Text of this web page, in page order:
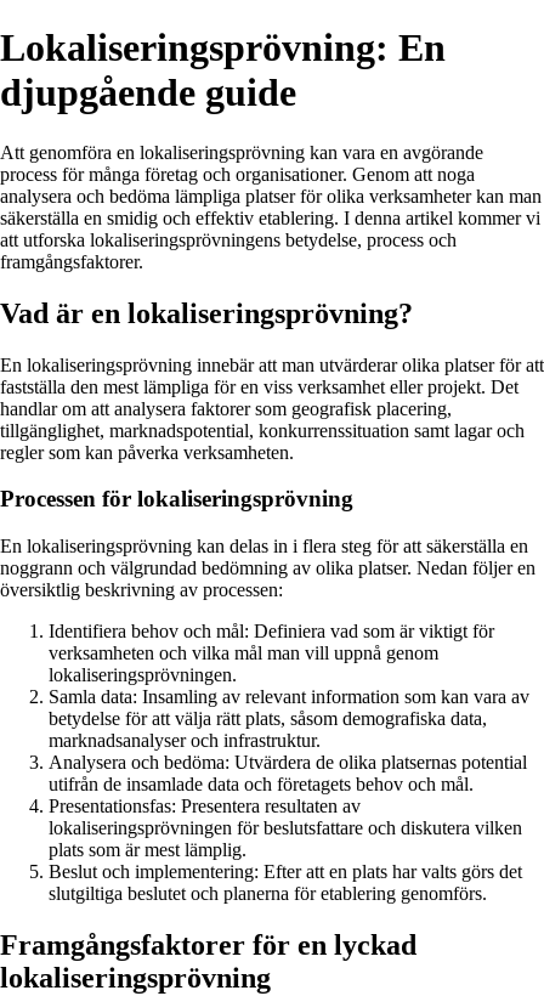
Lokaliseringsprövning: En
djupgående guide
Att genomföra en lokaliseringsprövning kan vara en avgörande
process för många företag och organisationer. Genom att noga
analysera och bedöma lämpliga platser för olika verksamheter kan man
säkerställa en smidig och effektiv etablering. I denna artikel kommer vi
att utforska lokaliseringsprövningens betydelse, process och
framgångsfaktorer.
Vad är en lokaliseringsprövning?
En lokaliseringsprövning innebär att man utvärderar olika platser för att
fastställa den mest lämpliga för en viss verksamhet eller projekt. Det
handlar om att analysera faktorer som geografisk placering,
tillgänglighet, marknadspotential, konkurrenssituation samt lagar och
regler som kan påverka verksamheten.
Processen för lokaliseringsprövning
En lokaliseringsprövning kan delas in i flera steg för att säkerställa en
noggrann och välgrundad bedömning av olika platser. Nedan följer en
översiktlig beskrivning av processen:
Identifiera behov och mål: Definiera vad som är viktigt för
verksamheten och vilka mål man vill uppnå genom
lokaliseringsprövningen.
Samla data: Insamling av relevant information som kan vara av
betydelse för att välja rätt plats, såsom demografiska data,
marknadsanalyser och infrastruktur.
Analysera och bedöma: Utvärdera de olika platsernas potential
utifrån de insamlade data och företagets behov och mål.
Presentationsfas: Presentera resultaten av
lokaliseringsprövningen för beslutsfattare och diskutera vilken
plats som är mest lämplig.
Beslut och implementering: Efter att en plats har valts görs det
slutgiltiga beslutet och planerna för etablering genomförs.
Framgångsfaktorer för en lyckad
lokaliseringsprövning